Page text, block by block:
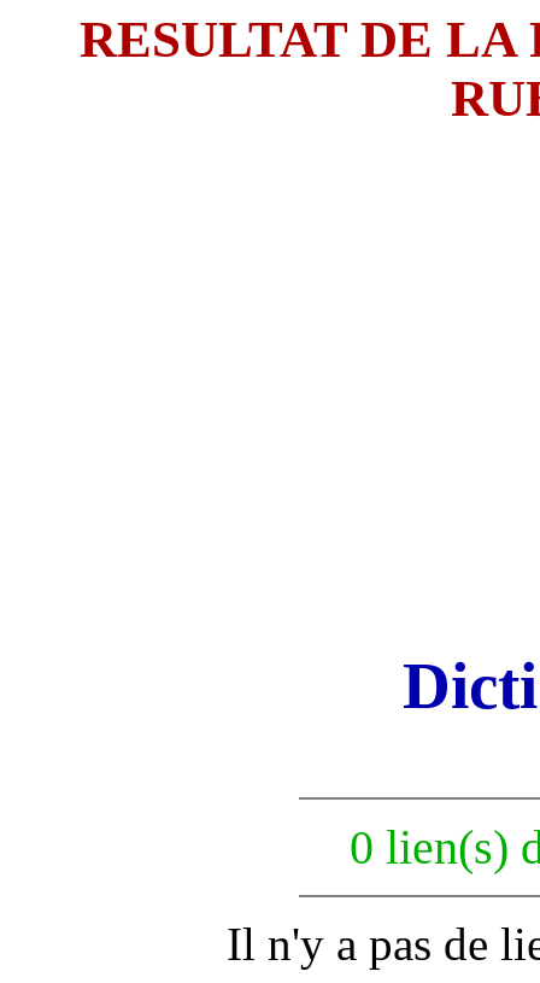
RESULTAT DE LA
0 lien(s)
Il n'y a pas de